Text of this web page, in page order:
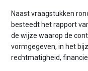
Naast vraagstukken
besteedt het rapport
de wijze waarop de
vormgegeven, in het
rechtmatigheid,